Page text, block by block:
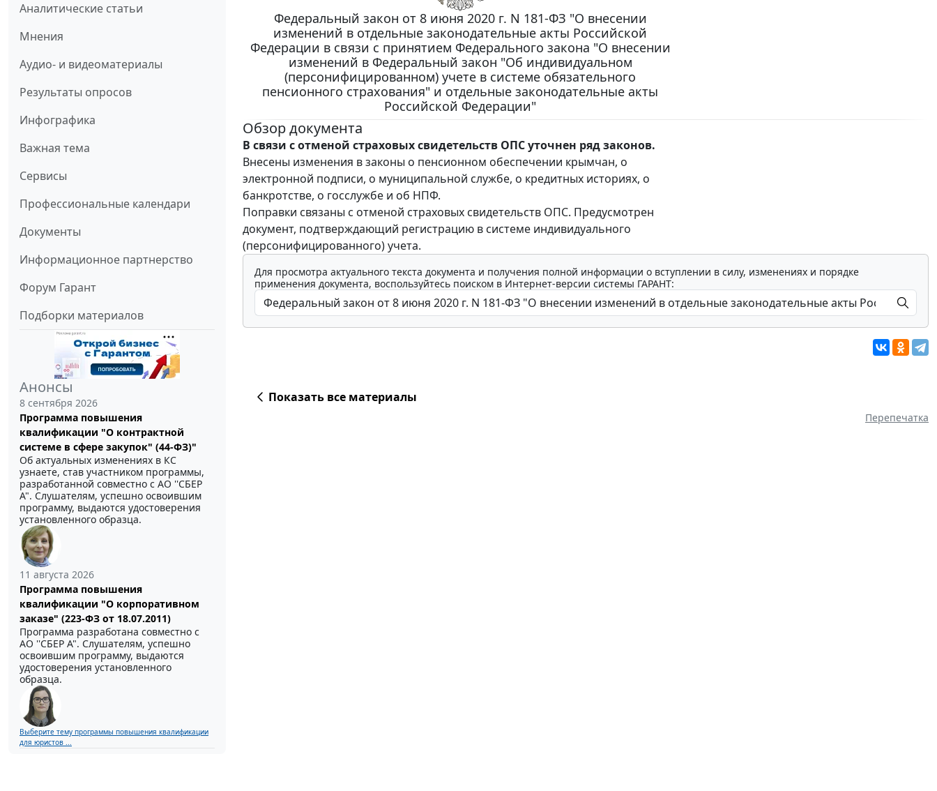
Аналитические статьи
Мнения
Аудио- и видеоматериалы
Результаты опросов
Инфографика
Важная тема
Сервисы
Профессиональные календари
Документы
Информационное партнерство
Форум Гарант
Подборки материалов
Анонсы
8 сентября 2026
Программа повышения
квалификации "О контрактной
системе в сфере закупок" (44-ФЗ)"
Об актуальных изменениях в КС
узнаете, став участником программы,
разработанной совместно с АО ''СБЕР
А". Слушателям, успешно освоившим
программу, выдаются удостоверения
установленного образца.
11 августа 2026
Программа повышения
квалификации "О корпоративном
заказе" (223-ФЗ от 18.07.2011)
Программа разработана совместно с
АО ''СБЕР А". Слушателям, успешно
освоившим программу, выдаются
удостоверения установленного
образца.
Выберите тему программы повышения квалификации
для юристов ...
Федеральный закон от 8 июня 2020 г. N 181-ФЗ "О внесении
изменений в отдельные законодательные акты Российской
Федерации в связи с принятием Федерального закона "О внесении
изменений в Федеральный закон "Об индивидуальном
(персонифицированном) учете в системе обязательного
пенсионного страхования" и отдельные законодательные акты
Российской Федерации"
Обзор документа
В связи с отменой страховых свидетельств ОПС уточнен ряд законов.
Внесены изменения в законы о пенсионном обеспечении крымчан, о
электронной подписи, о муниципальной службе, о кредитных историях, о
банкротстве, о госслужбе и об НПФ.
Поправки связаны с отменой страховых свидетельств ОПС. Предусмотрен
документ, подтверждающий регистрацию в системе индивидуального
(персонифицированного) учета.
Для просмотра актуального текста документа и получения полной информации о вступлении в силу, изменениях и порядке
применения документа, воспользуйтесь поиском в Интернет-версии системы ГАРАНТ:
Показать все материалы
Перепечатка